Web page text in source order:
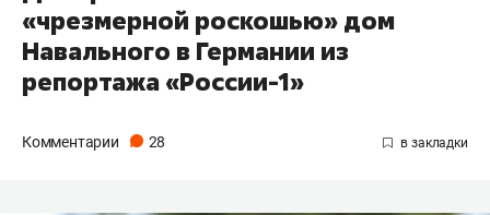
«чрезмерной роскошью» дом
Навального в Германии из
репортажа «России-1»
Комментарии 28